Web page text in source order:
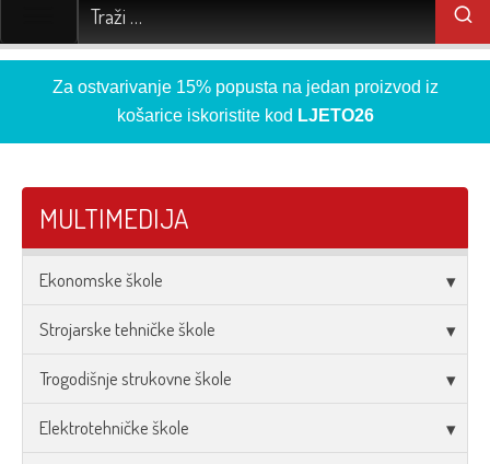
Za ostvarivanje 15% popusta na jedan proizvod iz
košarice iskoristite kod LJETO26
MULTIMEDIJA
Ekonomske škole
Strojarske tehničke škole
Trogodišnje strukovne škole
Elektrotehničke škole